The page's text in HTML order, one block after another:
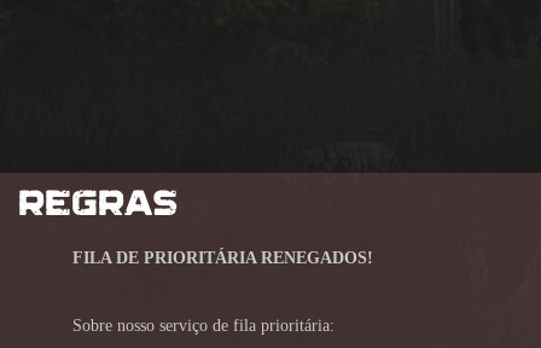
REGRAS
FILA DE PRIORITÁRIA RENEGADOS!
Sobre nosso serviço de fila prioritária: